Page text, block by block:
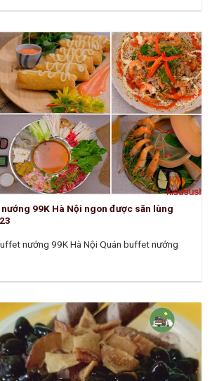
99K Hà Nội ngon được săn lùng
nướng 99K Hà Nội Quán buffet nướng